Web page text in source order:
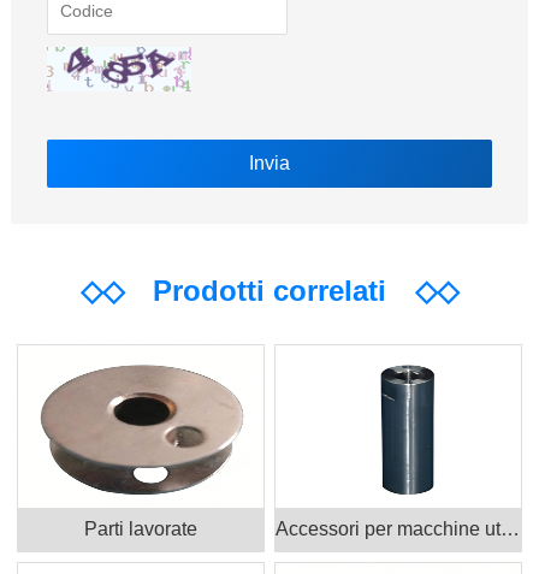
◇◇Prodotti correlati ◇◇
Parti lavorate Accessori per macchine utensili